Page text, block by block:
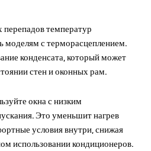
температур
моделям с терморасцеплением.
конденсата, который может
стен и оконных рам.
окна с низким
Это уменьшит нагрев
условия внутри, снижая
использовании кондиционеров.